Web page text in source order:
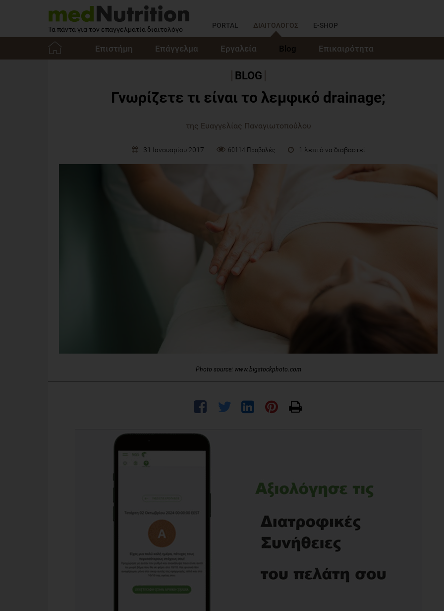
Τα πάντα για τον επαγγελματία διαιτολόγο PORTAL ΔΙΑΙΤΟΛΟΓΟΣ E-SHOP
Επιστήμη Επάγγελμα Εργαλεία Blog Επικαιρότητα
BLOG
Γνωρίζετε τι είναι το λεμφικό drainage;
της Ευαγγελίας Παναγιωτοπούλου
31 Ιανουαρίου 2017 60114 Προβολές 1 λεπτό να διαβαστεί
Photo source: www.bigstockphoto.com